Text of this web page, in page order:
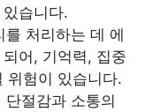
습니다.
를 처리하는 데 에
어, 기억력, 집중
위험이 있습니다.
단절감과 소통의